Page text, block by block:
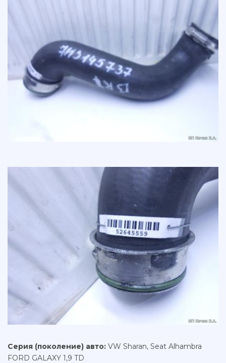
Серия (поколение) авто: VW Sharan, Seat Alhambra
FORD GALAXY 1,9 TD